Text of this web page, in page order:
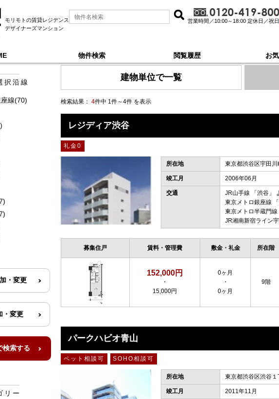
モリモトの賃貸レジデンス
デザイナーズマンション
営業時間／10:00～18:00 定休日／祝日
物件検索 閲覧履歴 お
＞ 募集中物件一覧, 東京メトロ銀座線渋谷, 新着順 で探す
建物単位で一覧
検索結果： 4件中 1件～4件 を表示
レジディア渋谷
礼金0
所在地 東京都渋谷区宇田
竣工月 2006年06月
交通 JR山手線 「 渋谷 」
東京メトロ銀座線 「
東京メトロ半蔵門線
JR湘南新宿ライン
募集住戸 賃料・管理費 敷金・礼金 所在階
152,000円
・
15,000円
0ヶ月
・
0ヶ月
9階
パークハビオ青山
ペット相談可 SOHO相談可
所在地 東京都渋谷区渋谷１
竣工月 2011年11月
択沿線
線(70)
リー